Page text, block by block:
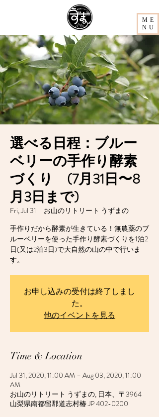
ME
NU
選べる日程：ブルー
ベリーの手作り酵素
づくり (7月31日〜8
月3日まで)
Fri, Jul 31
  |
お山のリトリート うずまの
手作りだから酵素が生きている！無農薬のブ
ルーベリーを使った手作り酵素づくりを1泊2
日(又は2泊3日)で大自然の山の中で行いま
す。
お申し込みの受付は終了しまし
た。
他のイベントを見る
Time & Location
Jul 31, 2020, 11:00 AM – Aug 03, 2020, 11:00
AM
お山のリトリート うずまの, 日本、〒3964
山梨県南都留郡道志村椿 JP 402-0200